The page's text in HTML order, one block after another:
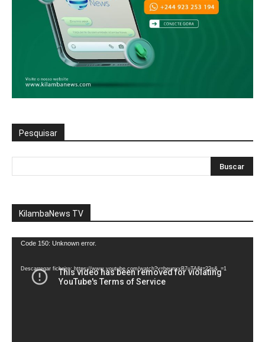
Pesquisar
KilambaNews TV
Reprodutor
vídeo
Code 150: Unknown error.
Descarregar ficheiro: https://www.youtube.com/watch?v=heunxxB7uTA&t=22s&_=1